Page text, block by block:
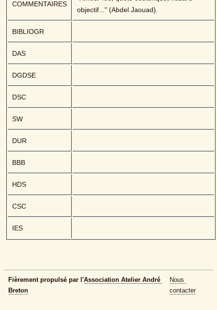
COMMENTAIRES
objectif..." (Abdel Jaouad).
BIBLIOGR
DAS
DGDSE
DSC
SW
DUR
BBB
HDS
CSC
IES
Fièrement propulsé par l'Association Atelier André
Breton
Nous
contacter